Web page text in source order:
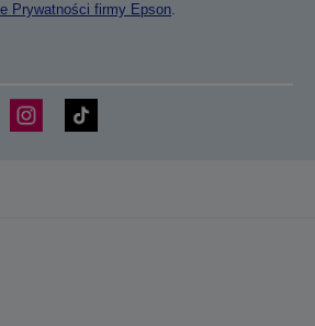
Prywatności firmy Epson.